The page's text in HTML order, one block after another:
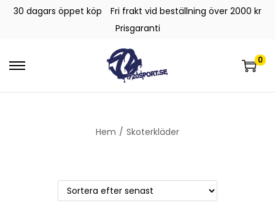
30 dagars öppet köp
Fri frakt vid beställning över 2000 kr
Prisgaranti
0
Hem / Skoterkläder